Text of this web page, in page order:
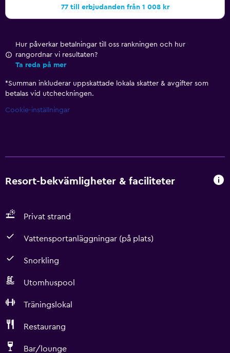
77 till erbjudanden från 1 008 kr
Hur påverkar betalningar till oss rankningen och hur
rangordnar vi resultaten?
Ta reda på mer
*Summan inkluderar uppskattade lokala skatter & avgifter som
betalas vid utcheckningen.
Cookie-inställningar
Resort-bekvämligheter & faciliteter
Privat strand
Vattensportanläggningar (på plats)
Snorkling
Utomhuspool
Träningslokal
Restaurang
Bar/lounge